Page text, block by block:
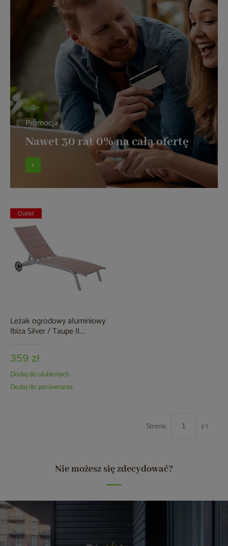
Promocja
Nawet 30 rat 0% na całą ofertę
Leżak ogrodowy aluminiowy
Ibiza Silver / Taupe II.
359 zł
Outlet
Dodaj do ulubionych
Dodaj do porównania
Strona: z 1
Nie możesz się zdecydować?